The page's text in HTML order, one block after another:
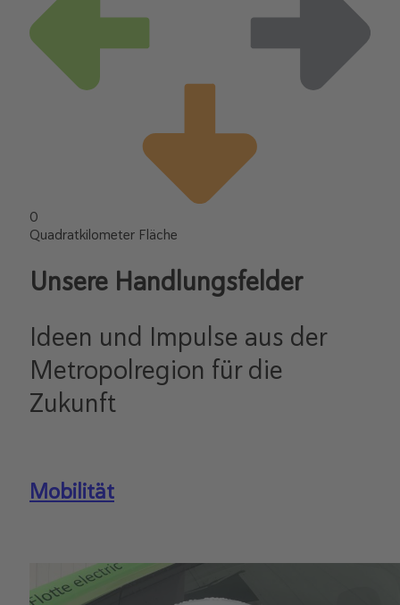
0
Quadratkilometer Fläche
Unsere Handlungsfelder
Ideen und Impulse aus der
Metropolregion für die
Zukunft
Mobilität